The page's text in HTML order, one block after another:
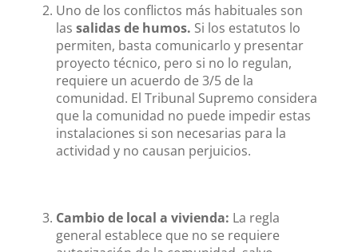
Uno de los conflictos más habituales son
las salidas de humos. Si los estatutos lo
permiten, basta comunicarlo y presentar
proyecto técnico, pero si no lo regulan,
requiere un acuerdo de 3/5 de la
comunidad. El Tribunal Supremo considera
que la comunidad no puede impedir estas
instalaciones si son necesarias para la
actividad y no causan perjuicios.
Cambio de local a vivienda: La regla
general establece que no se requiere